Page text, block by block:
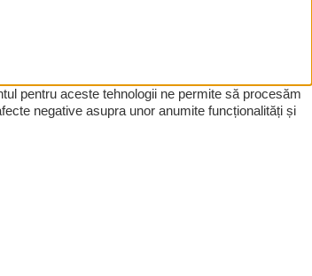
pentru aceste tehnologii ne permite să procesăm
negative asupra unor anumite funcționalități și